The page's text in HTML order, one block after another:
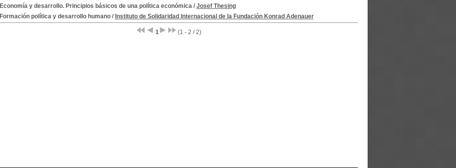
Economía y desarrollo. Principios básicos de una política económica/ Josef Thesing
Formación política y desarrollo humano/ Instituto de Solidaridad Internacional de la Fundación Konrad Adenauer
1 (1 - 2 / 2)